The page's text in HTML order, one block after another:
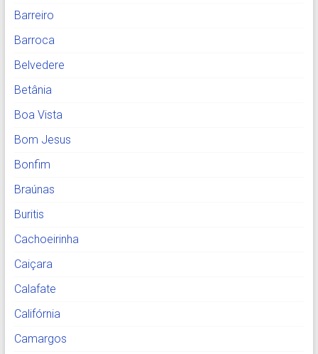
Barreiro
Barroca
Belvedere
Betânia
Boa Vista
Bom Jesus
Bonfim
Braúnas
Buritis
Cachoeirinha
Caiçara
Calafate
Califórnia
Camargos